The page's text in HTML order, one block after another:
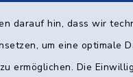
darauf hin, dass wir
um eine optimale
ermöglichen. Die
Impressum